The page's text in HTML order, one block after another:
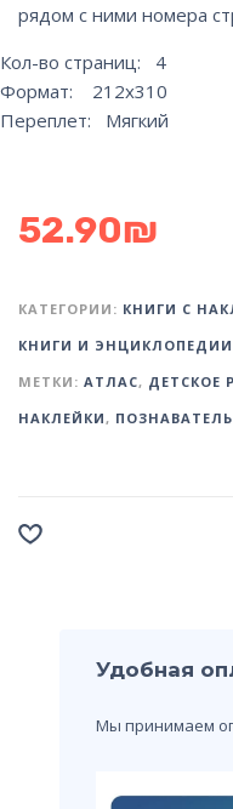
рядом с ними номера
Кол-во страниц: 4
Формат: 212х310
Переплет: Мягкий
52.90₪
КАТЕГОРИИ: КНИГИ С
КНИГИ И ЭНЦИКЛОПЕДИИ
МЕТКИ: АТЛАС, ДЕТСКОЕ
НАКЛЕЙКИ ,
Удобная
Мы принимаем